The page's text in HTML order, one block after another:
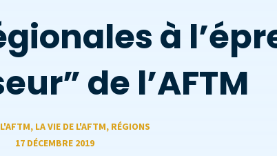
à
de l’AFTM
, LA VIE DE L'AFTM, RÉGIONS
17 DÉCEMBRE 2019